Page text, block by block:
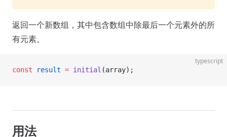
返回一个新数组，其中包含数组中除最后一个元素外的所
有元素。
typescript
const result = initial (array);
用法